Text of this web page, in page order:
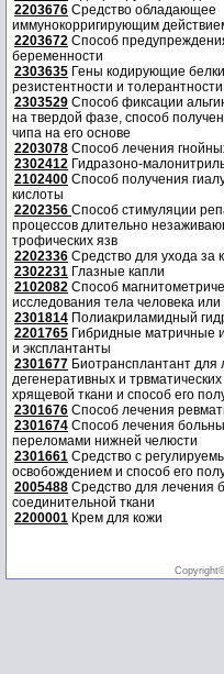
2203676 Средство обладающее
иммунокорригирующим
2203672 Способ
беременности
2303635 Гены кодирующие белки
резистентности и
2303529 Способ фиксации
на твердой фазе, способ
чипа на его основе
2203078 Способ лечения
2302412 Гидразоно-
2102400 Способ получения
кислоты
2202356 Способ стимуляции
процессов длительно
трофических язв
2202336 Средство для ухода за
2302231 Глазные капли
2102082 Способ
исследования тела человека или
2301814 Полиакриламидный
2201765 Гибридные матричные
и эксплантанты
2301677 Биотрансплантант для
дегенеративных и
хрящевой ткани и способ его
2301676 Способ лечения
2301674 Способ лечения
переломами нижней челюсти
2301661 Средство с
освобождением и способ его
2005488 Средство для лечения
соединительной ткани
2200001 Крем для кожи